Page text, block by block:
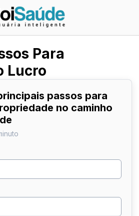
Para
Lucro
passos para
no caminho